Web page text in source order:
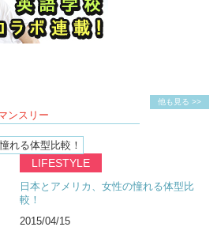
他も見る >>
ンスリー
LIFESTYLE
日本とアメリカ、女性の憧れる体型比
較！
2015/04/15